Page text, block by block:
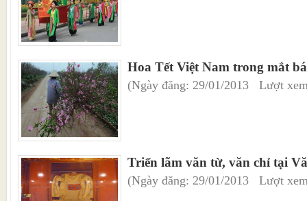
Hoa Tết Việt Nam trong mắt
(Ngày đăng: 29/01/2013 Lượt
Triển lãm văn từ, văn chỉ tại
(Ngày đăng: 29/01/2013 Lượt